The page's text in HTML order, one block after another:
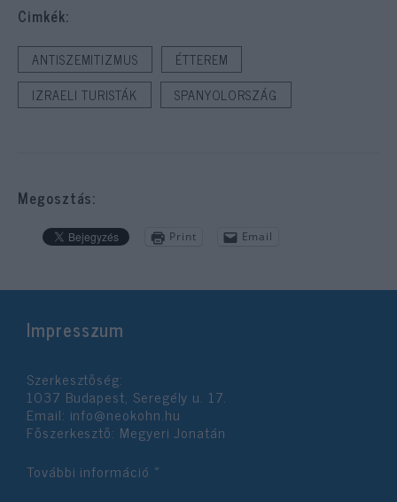
Cimkék:
ANTISZEMITIZMUS
ÉTTEREM
IZRAELI TURISTÁK
SPANYOLORSZÁG
Megosztás:
Print Email
Impresszum
Szerkesztőség:
1037 Budapest, Seregély u. 17.
Email: info@neokohn.hu
Főszerkesztő: Megyeri Jonatán
További információ »